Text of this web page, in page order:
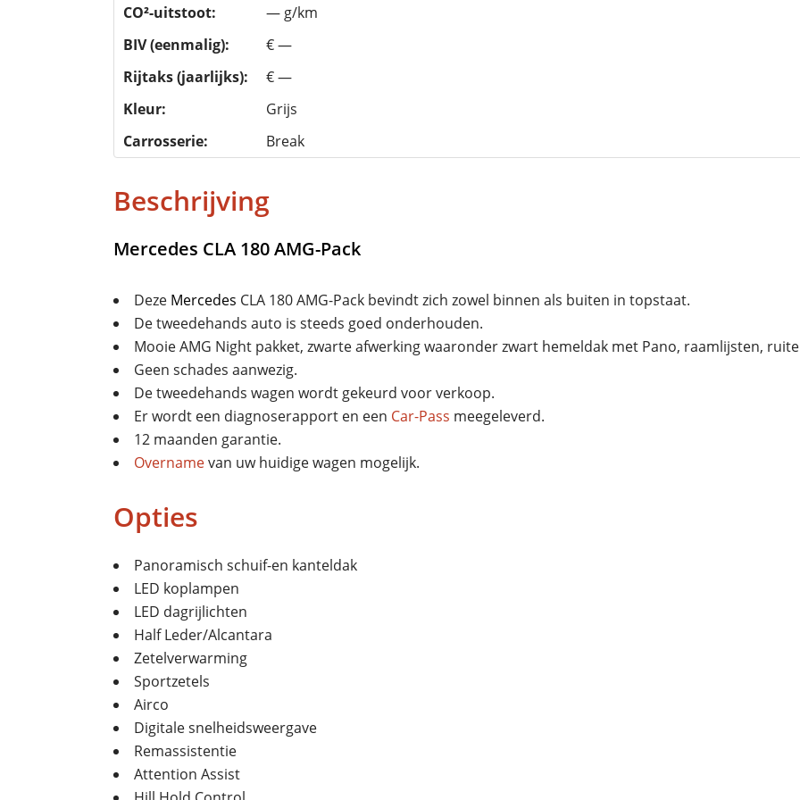
CO²-uitstoot:
— g/km
BIV (eenmalig):
€ —
Rijtaks (jaarlijks):
€ —
Kleur:
Grijs
Carrosserie:
Break
Beschrijving
Mercedes CLA 180 AMG-Pack
Deze Mercedes CLA 180 AMG-Pack bevindt zich zowel binnen als buiten in topstaat.
De tweedehands auto is steeds goed onderhouden.
Mooie AMG Night pakket, zwarte afwerking waaronder zwart hemeldak met Pano, raamlijsten,
Geen schades aanwezig.
De tweedehands wagen wordt gekeurd voor verkoop.
Er wordt een diagnoserapport en een Car-Pass meegeleverd.
12 maanden garantie.
Overnamevan uw huidige wagen mogelijk.
Opties
Panoramisch schuif-en kanteldak
LED koplampen
LED dagrijlichten
Half Leder/Alcantara
Zetelverwarming
Sportzetels
Airco
Digitale snelheidsweergave
Remassistentie
Attention Assist